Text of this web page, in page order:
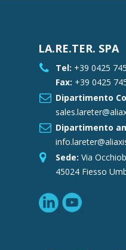
LA.RE.TER. SPA
Tel: +39 0425
Fax: +39 0425
Dipartimento
Dipartimento
Sede: Via
45024 Fiesso